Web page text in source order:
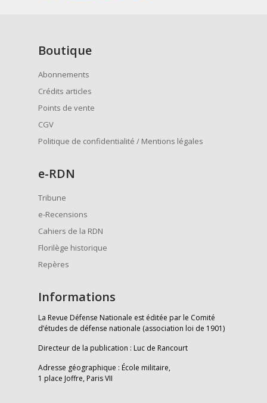
Boutique
Abonnements
Crédits articles
Points de vente
CGV
Politique de confidentialité / Mentions légales
e-RDN
Tribune
e-Recensions
Cahiers de la RDN
Florilège historique
Repères
Informations
La Revue Défense Nationale est éditée par le Comité
d’études de défense nationale (association loi de 1901)
Directeur de la publication : Luc de Rancourt
Adresse géographique : École militaire,
1 place Joffre, Paris VII